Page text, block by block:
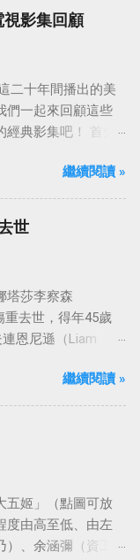
影集回顧
二十年間播出的美
們一起來回顧這些
典影集吧！ 首先
），這部影集最早
年5月24日於美國
集。 令人懷念的愛
繼續閱讀 »
世
塔莎李察森
重去世，得年45歲
連恩尼遜（Liam
間撫平傷痛。繼續閱讀 »
五姬」（點圖可放
度由高至低、由左
、余涵彌（資工